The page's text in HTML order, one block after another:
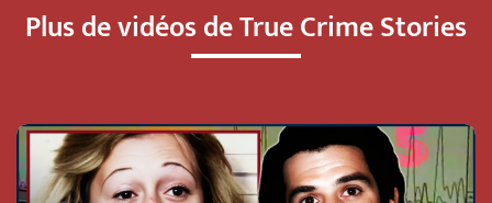
Plus de vidéos de True Crime Stories